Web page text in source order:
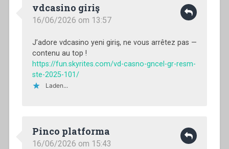
vdcasino giriş
16/06/2026 om 13:57
J’adore vdcasino yeni giriş, ne vous arrêtez pas —
contenu au top !
https://fun.skyrites.com/vd-casno-gncel-gr-resm-
ste-2025-101/
Laden...
Pinco platforma
16/06/2026 om 15:43